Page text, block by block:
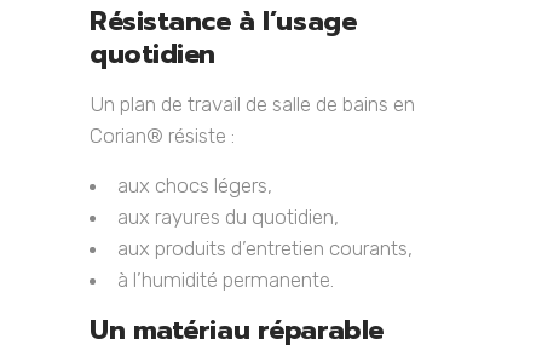
Résistance à l’usage
quotidien
Un plan de travail de salle de bains en
Corian® résiste :
aux chocs légers,
aux rayures du quotidien,
aux produits d’entretien courants,
à l’humidité permanente.
Un matériau réparable